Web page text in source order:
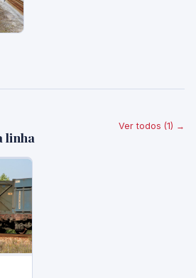
linha
Ver todos (1) →